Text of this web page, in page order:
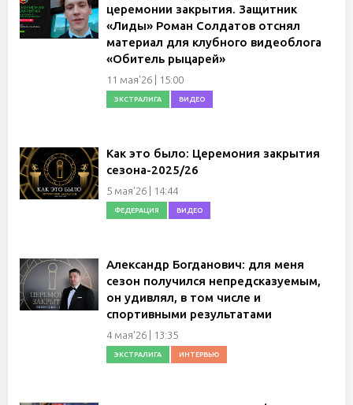
церемонии закрытия. Защитник
«Лиды» Роман Солдатов отснял
материал для клубного видеоблога
«Обитель рыцарей»
11 мая'26 | 15:00
ЭКСТРАЛИГА ВИДЕО
Как это было: Церемония закрытия
сезона-2025/26
5 мая'26 | 14:44
ФЕДЕРАЦИЯ ВИДЕО
Александр Богданович: для меня
сезон получился непредсказуемым,
он удивлял, в том числе и
спортивными результатами
4 мая'26 | 13:35
ЭКСТРАЛИГА ИНТЕРВЬЮ